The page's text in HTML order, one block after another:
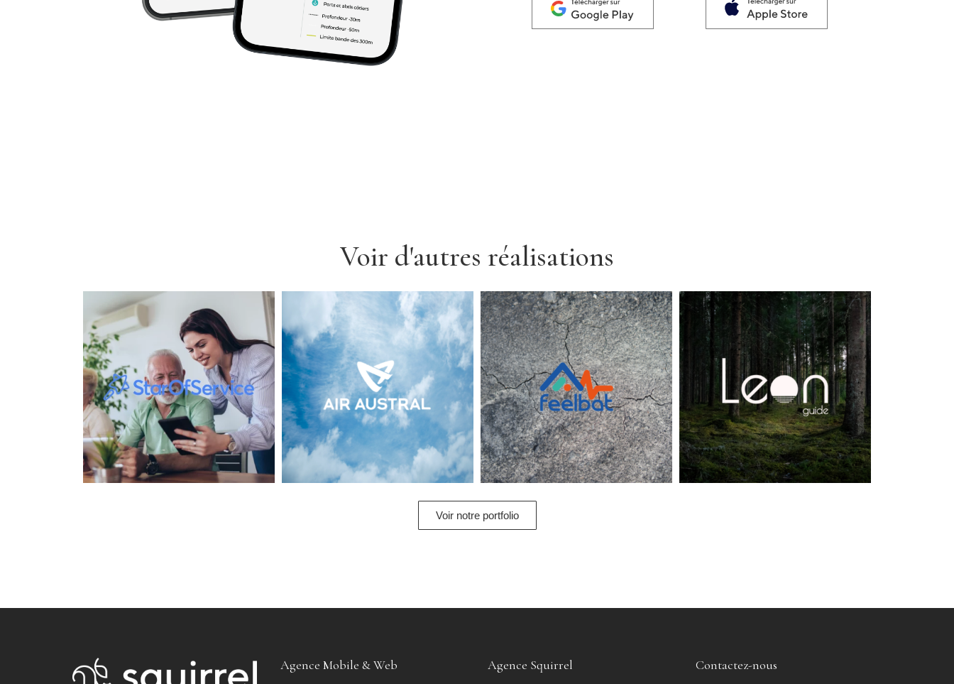
Voir d'autres réalisations
Voir notre portfolio
Agence Mobile & Web Agence Squirrel Contactez-nous